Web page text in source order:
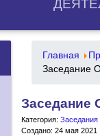
Главная
Заседание
Заседание
Категория: Заседания
Создано: 24 мая 2021